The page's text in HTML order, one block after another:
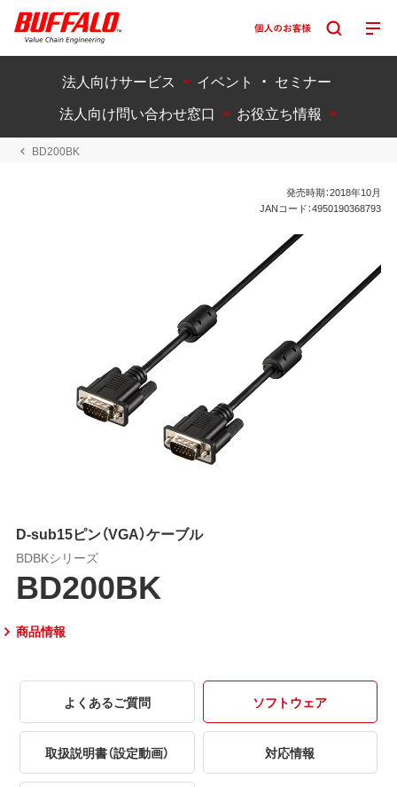
法人向けサービス
イベント ・ セミナー
法人向け問い合わせ窓口
お役立ち情報
BD200BK
発売時期：2018年10月
JANコード：4950190368793
D-sub15ピン（VGA）ケーブル
BDBKシリーズ
BD200BK
商品情報
よくあるご質問 ソフトウェア
取扱説明書（設定動画） 対応情報